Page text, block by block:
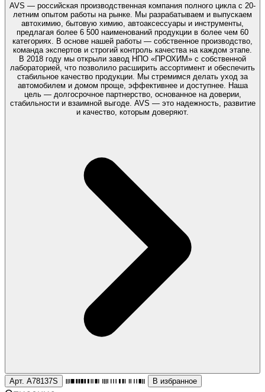
AVS — российская производственная компания полного цикла с 20-
летним опытом работы на рынке. Мы разрабатываем и выпускаем
автохимию, бытовую химию, автоаксессуары и инструменты,
предлагая более 6 500 наименований продукции в более чем 60
категориях. В основе нашей работы — собственное производство,
команда экспертов и строгий контроль качества на каждом этапе.
В 2018 году мы открыли завод НПО «ПРОХИМ» с собственной
лабораторией, что позволило расширить ассортимент и обеспечить
стабильное качество продукции. Мы стремимся делать уход за
автомобилем и домом проще, эффективнее и доступнее. Наша
цель — долгосрочное партнерство, основанное на доверии,
стабильности и взаимной выгоде. AVS — это надежность, развитие
и качество, которым доверяют.
Арт. A78137S В избранное